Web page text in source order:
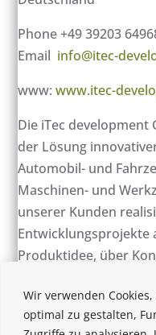
Wir verwenden
optimal zu gestalten,
Phone +49 39203
Email info@itec-
www: www.itec-
Die iTec development
der Lösung
Automobil- und
Maschinen- und
unserer Kunden
Entwicklungsprojekte
Produktidee, über